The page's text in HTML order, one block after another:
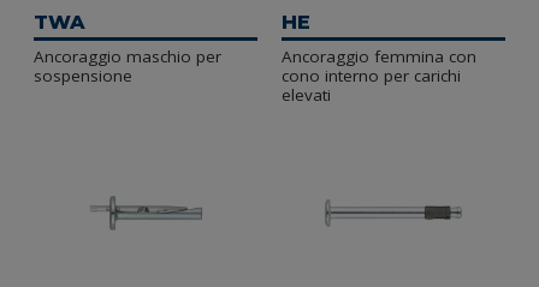
TWA
Ancoraggio maschio per
sospensione
HE
Ancoraggio femmina con
cono interno per carichi
elevati